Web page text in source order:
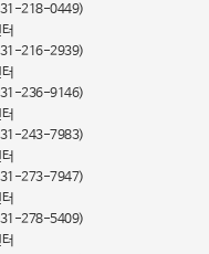
218-0449)
216-2939)
236-9146)
243-7983)
273-7947)
278-5409)